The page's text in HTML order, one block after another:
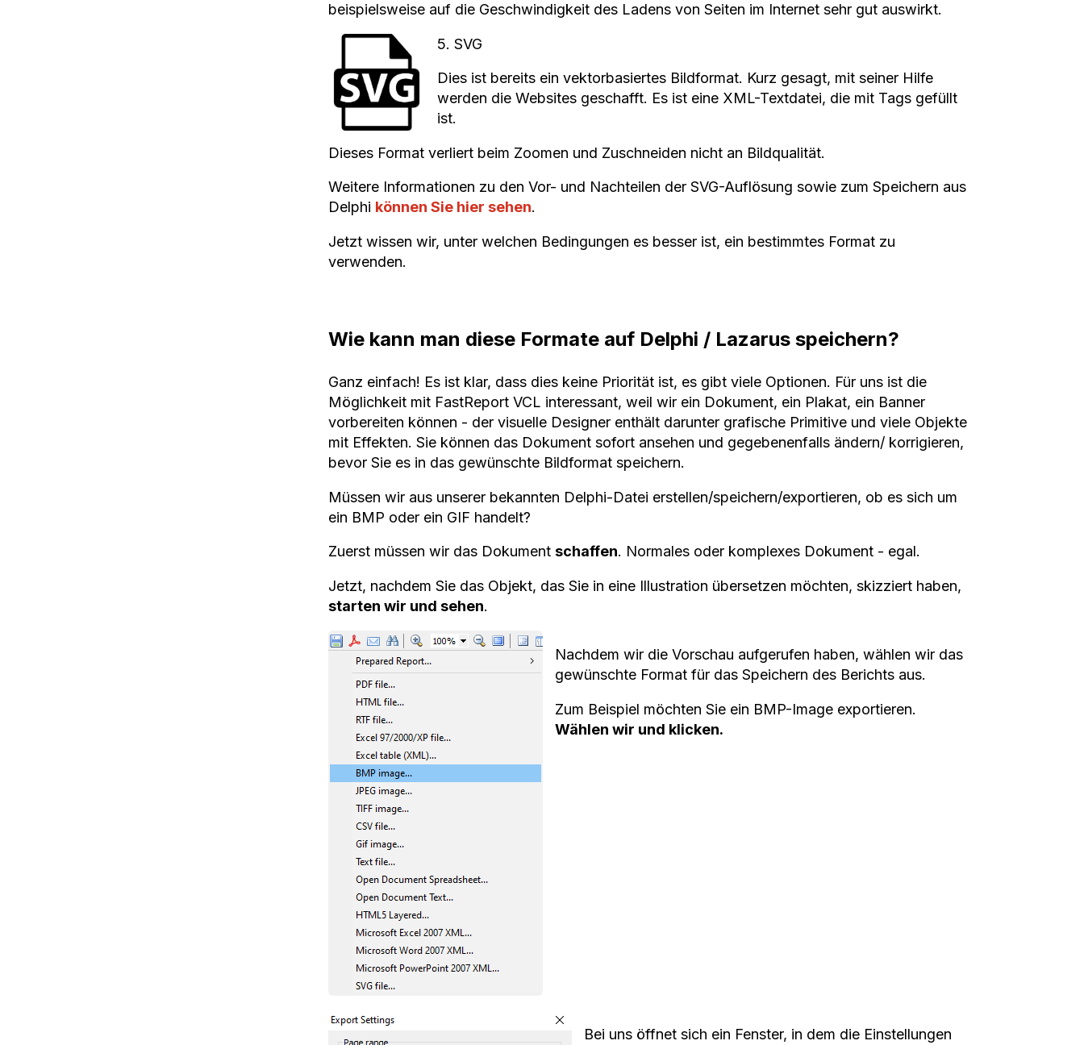
beispielsweise auf die Geschwindigkeit des Ladens von Seiten im Internet sehr gut auswirkt.
5. SVG
Dies ist bereits ein vektorbasiertes Bildformat. Kurz gesagt, mit seiner Hilfe
werden die Websites geschafft. Es ist eine XML-Textdatei, die mit Tags gefüllt
ist.
Dieses Format verliert beim Zoomen und Zuschneiden nicht an Bildqualität.
Weitere Informationen zu den Vor- und Nachteilen der SVG-Auflösung sowie zum Speichern aus
Delphi können Sie hier sehen.
Jetzt wissen wir, unter welchen Bedingungen es besser ist, ein bestimmtes Format zu
verwenden.
Wie kann man diese Formate auf Delphi / Lazarus speichern?
Ganz einfach! Es ist klar, dass dies keine Priorität ist, es gibt viele Optionen. Für uns ist die
Möglichkeit mit FastReport VCL interessant, weil wir ein Dokument, ein Plakat, ein Banner
vorbereiten können - der visuelle Designer enthält darunter grafische Primitive und viele Objekte
mit Effekten. Sie können das Dokument sofort ansehen und gegebenenfalls ändern/ korrigieren,
bevor Sie es in das gewünschte Bildformat speichern.
Müssen wir aus unserer bekannten Delphi-Datei erstellen/speichern/exportieren, ob es sich um
ein BMP oder ein GIF handelt?
Zuerst müssen wir das Dokument schaffen. Normales oder komplexes Dokument - egal.
Jetzt, nachdem Sie das Objekt, das Sie in eine Illustration übersetzen möchten, skizziert haben,
starten wir und sehen.
Nachdem wir die Vorschau aufgerufen haben, wählen wir das
gewünschte Format für das Speichern des Berichts aus.
Zum Beispiel möchten Sie ein BMP-Image exportieren.
Wählen wir und klicken.
Bei uns öffnet sich ein Fenster, in dem die Einstellungen